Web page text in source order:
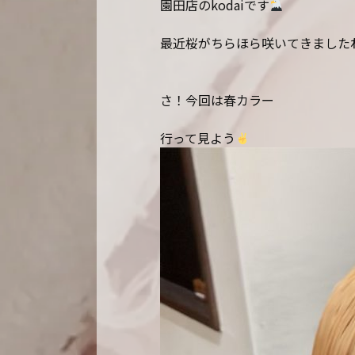
園田店のkodaiです
最近桜がちらほら咲いてきました
さ！今回は春カラー
行って見よう